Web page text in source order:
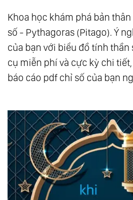
Khoa học khám phá bản
số - Pythagoras (Pitago). Ý
của bạn với biểu đồ tính
cụ miễn phí và cực kỳ chi
báo cáo pdf chỉ số của bạn